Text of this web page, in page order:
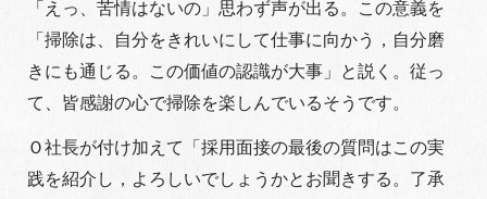
「えっ、苦情はないの」思わず声が出る。この意義を
「掃除は、自分をきれいにして仕事に向かう，自分磨
きにも通じる。この価値の認識が大事」と説く。従っ
て、皆感謝の心で掃除を楽しんでいるそうです。
Ｏ社長が付け加えて「採用面接の最後の質問はこの実
践を紹介し，よろしいでしょうかとお聞きする。了承